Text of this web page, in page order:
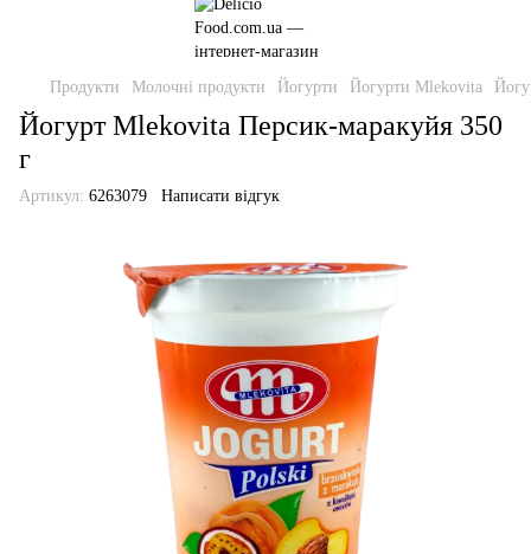
Продукти Молочні продукти Йогурти Йогурти Mlekovita
Йогурт Mlekovita Персик-маракуйя 350
г
Артикул: 6263079 Написати відгук